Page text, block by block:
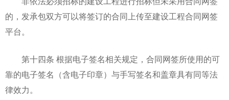
的，发承包双方可以将签订的合同上传至建设工程合同网签
平台。
第十四条 根据电子签名相关规定，合同网签所使用的可
靠的电子签名（含电子印章）与手写签名和盖章具有同等法
律效力。